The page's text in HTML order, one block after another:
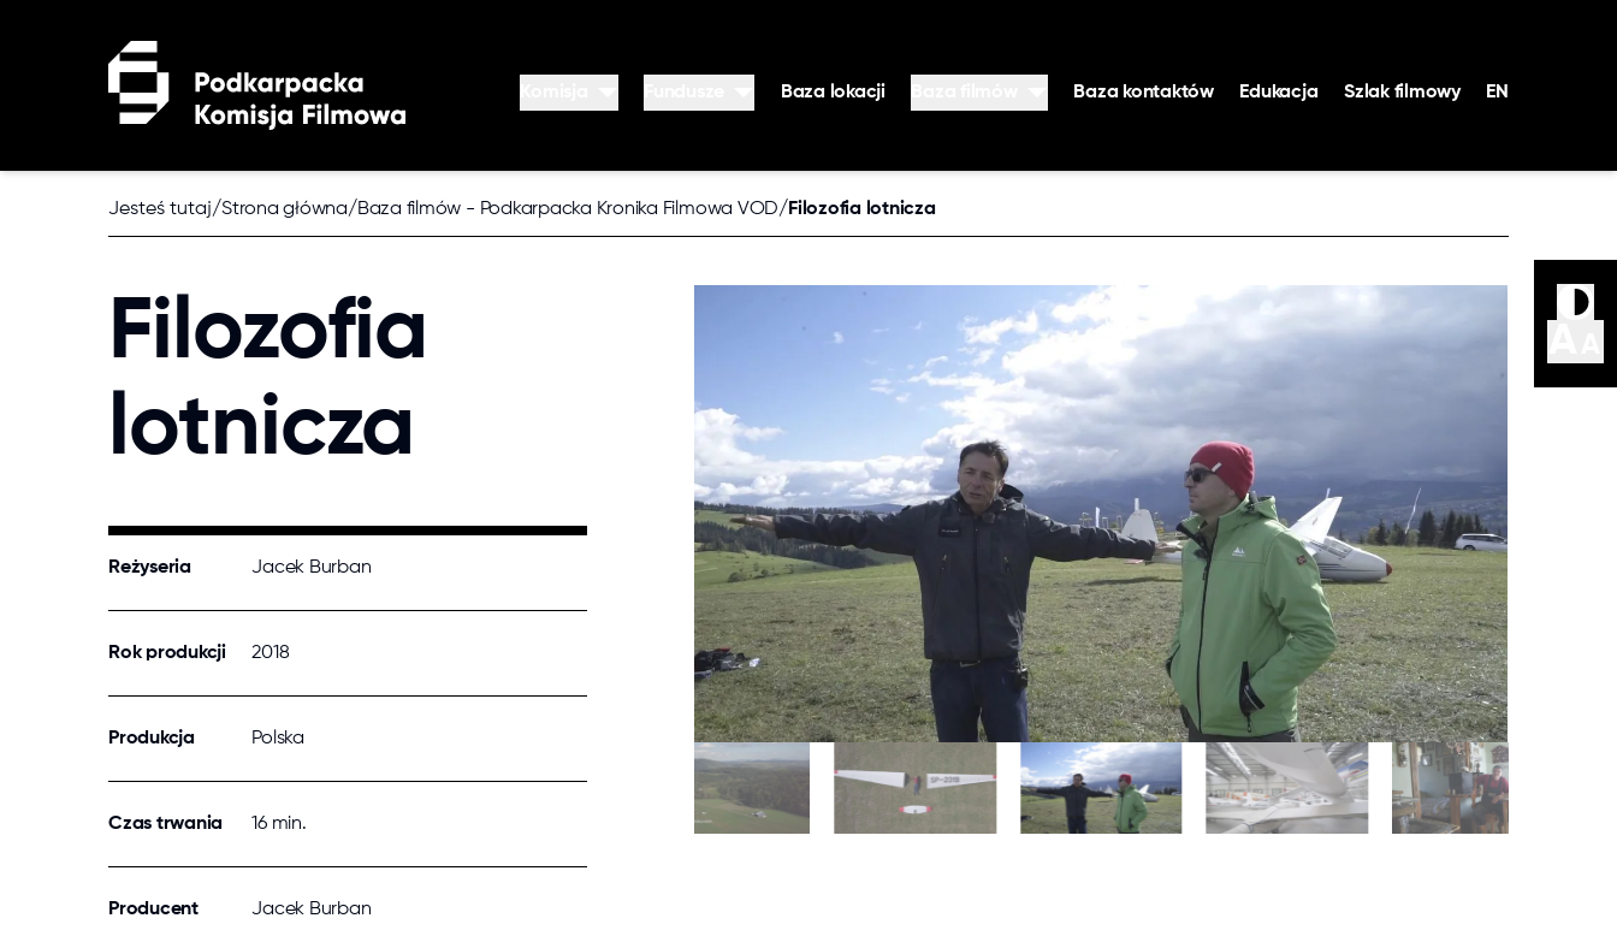
Kontakt
Deklaracja dostępności
Podkarpacka Kronika Filmowa
Baza lokacji
Podkarpacka Kronika Filmowa VOD
Baza kontaktów Edukacja Szlak filmowy EN
Jesteś tutaj/Strona główna/Baza filmów - Podkarpacka Kronika Filmowa VOD/ Filozofia lotnicza
Filozofia
lotnicza
Reżyseria Jacek Burban
Rok produkcji 2018
Produkcja Polska
Czas trwania 16 min.
Producent Jacek Burban